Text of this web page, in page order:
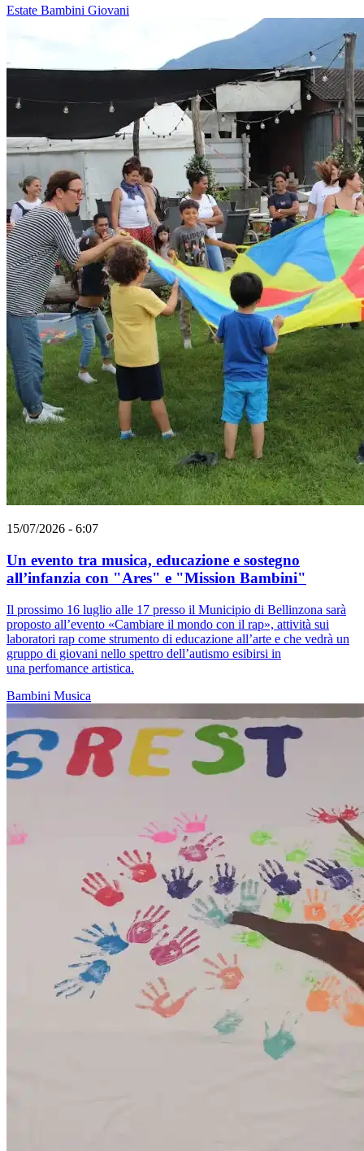
Estate Bambini Giovani
15/07/2026 - 6:07
Un evento tra musica, educazione e sostegno
all’infanzia con "Ares" e "Mission Bambini"
Il prossimo 16 luglio alle 17 presso il Municipio di Bellinzona sarà
proposto all’evento «Cambiare il mondo con il rap», attività sui
laboratori rap come strumento di educazione all’arte e che vedrà un
gruppo di giovani nello spettro dell’autismo esibirsi in
una perfomance artistica.
Bambini Musica